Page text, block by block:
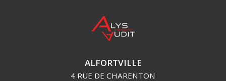
ALFORTVILLE
4 RUE DE CHARENTON